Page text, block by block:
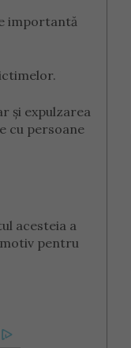
importantă
și expulzarea
cu persoane
acesteia a
pentru